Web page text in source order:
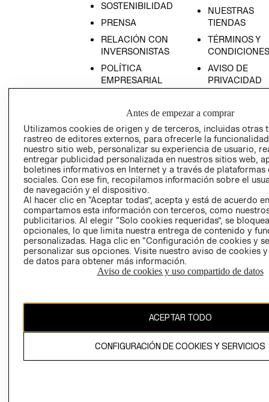
SOSTENIBILIDAD
PRENSA
RELACIÓN CON
INVERSONISTAS
POLÍTICA
EMPRESARIAL
NUESTRAS
TIENDAS
TÉRMINOS Y
CONDICIONES
AVISO DE
PRIVACIDAD
AVISO DE
COOKIES
LIBRO DE
Ecuador ($)
CAMBIAR REGIÓN
El contenido de esta página web está protegido por copyright y es
propiedad de H&M Hennes & Mauritz AB.
Antes de empezar a comprar
Utilizamos cookies de origen y de terceros, incluidas otras
rastreo de editores externos, para ofrecerle la
nuestro sitio web, personalizar su experiencia de usuario,
entregar publicidad personalizada en nuestros sitios web,
boletines informativos en Internet y a través de plataformas
sociales. Con ese fin, recopilamos información sobre el
de navegación y el dispositivo.
Al hacer clic en “Aceptar todas”, acepta y está de acuerdo
compartamos esta información con terceros, como
publicitarios. Al elegir “Solo cookies requeridas”, se
opcionales, lo que limita nuestra entrega de contenido y
personalizadas. Haga clic en “Configuración de cookies y
personalizar sus opciones. Visite nuestro aviso de cookies
de datos para obtener más información.
Aviso de cookies y uso compartido de datos
ACEPTAR TODO
CONFIGURACIÓN DE COOKIES Y SERVICIOS